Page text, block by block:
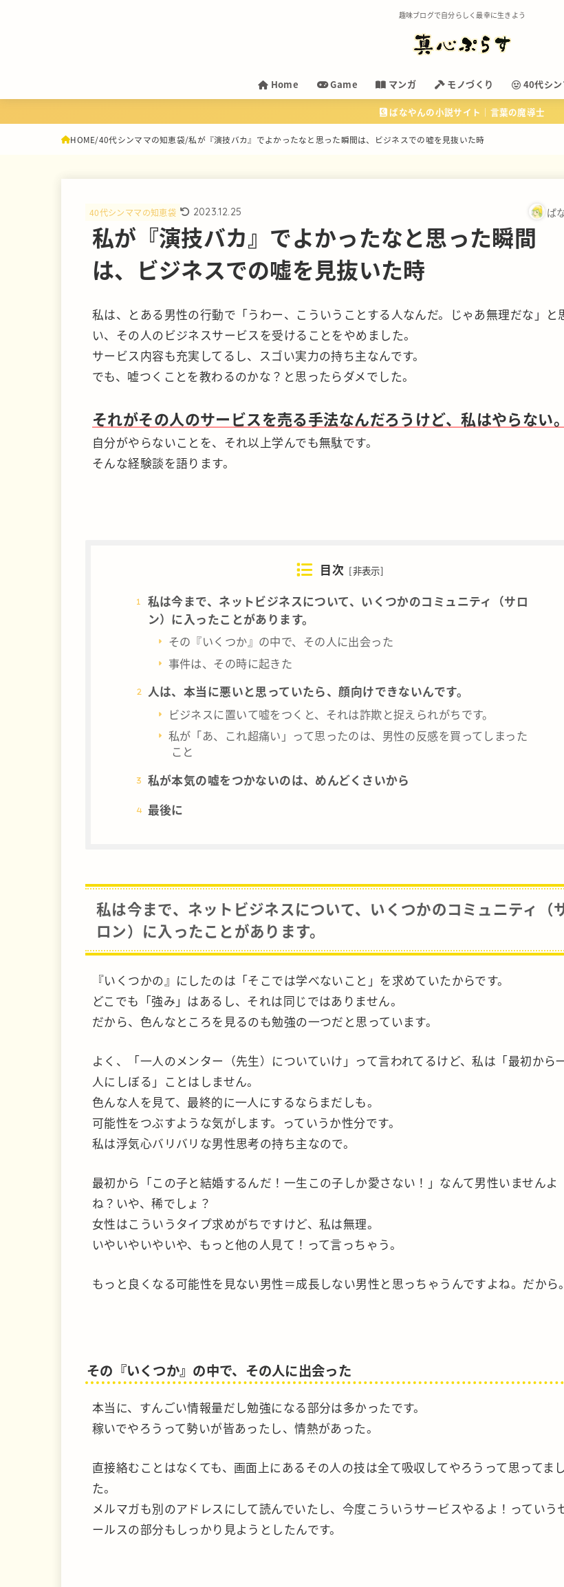
趣味ブログで自分らしく最幸に生きよう
Home Game マンガ モノづくり 40代シ
ばなやんの小説サイト｜言葉の魔導士
HOME 40代シンママの知恵袋 私が『演技バカ』でよかったなと思った瞬間は、ビジネスでの嘘を見抜いた時
40代シンママの知恵袋 2023.12.25 ば
私が『演技バカ』でよかったなと思った瞬間
は、ビジネスでの嘘を見抜いた時
私は、とある男性の行動で「うわー、こういうことする人なんだ。じゃあ無理だな」と
い、その人のビジネスサービスを受けることをやめました。
サービス内容も充実してるし、スゴい実力の持ち主なんです。
でも、嘘つくことを教わるのかな？と思ったらダメでした。
それがその人のサービスを売る手法なんだろうけど、私はやらない。
自分がやらないことを、それ以上学んでも無駄です。
そんな経験談を語ります。
目次 [非表示]
私は今まで、ネットビジネスについて、いくつかのコミュニティ（サロ
ン）に入ったことがあります。
その『いくつか』の中で、その人に出会った
事件は、その時に起きた
人は、本当に悪いと思っていたら、顔向けできないんです。
ビジネスに置いて嘘をつくと、それは詐欺と捉えられがちです。
私が「あ、これ超痛い」って思ったのは、男性の反感を買ってしまった
こと
私が本気の嘘をつかないのは、めんどくさいから
最後に
私は今まで、ネットビジネスについて、いくつかのコミュニティ（
ロン）に入ったことがあります。
『いくつかの』にしたのは「そこでは学べないこと」を求めていたからです。
どこでも「強み」はあるし、それは同じではありません。
だから、色んなところを見るのも勉強の一つだと思っています。
よく、「一人のメンター（先生）についていけ」って言われてるけど、私は「最初から
人にしぼる」ことはしません。
色んな人を見て、最終的に一人にするならまだしも。
可能性をつぶすような気がします。っていうか性分です。
私は浮気心バリバリな男性思考の持ち主なので。
最初から「この子と結婚するんだ！一生この子しか愛さない！」なんて男性いませんよ
ね？いや、稀でしょ？
女性はこういうタイプ求めがちですけど、私は無理。
いやいやいやいや、もっと他の人見て！って言っちゃう。
もっと良くなる可能性を見ない男性＝成長しない男性と思っちゃうんですよね。だから。
その『いくつか』の中で、その人に出会った
本当に、すんごい情報量だし勉強になる部分は多かったです。
稼いでやろうって勢いが皆あったし、情熱があった。
直接絡むことはなくても、画面上にあるその人の技は全て吸収してやろうって思ってまし
た。
メルマガも別のアドレスにして読んでいたし、今度こういうサービスやるよ！っていう
ールスの部分もしっかり見ようとしたんです。